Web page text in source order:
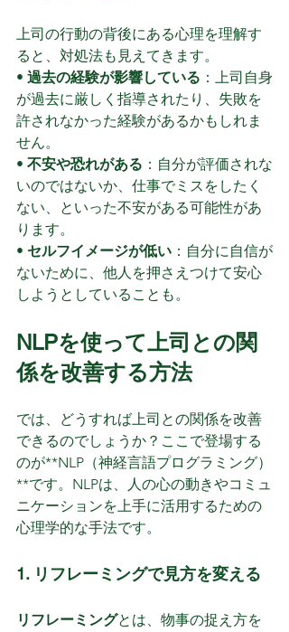
上司の行動の背後にある心理を理解す
ると、対処法も見えてきます。
• 過去の経験が影響している ：上司自身
が過去に厳しく指導されたり、失敗を
許されなかった経験があるかもしれま
せん。
• 不安や恐れがある ：自分が評価されな
いのではないか、仕事でミスをしたく
ない、といった不安がある可能性があ
ります。
• セルフイメージが低い ：自分に自信が
ないために、他人を押さえつけて安心
しようとしていることも。
NLPを使って上司との関
係を改善する方法
では、どうすれば上司との関係を改善
できるのでしょうか？ここで登場する
のが**NLP（神経言語プログラミング）
**です。NLPは、人の心の動きやコミュ
ニケーションを上手に活用するための
心理学的な手法です。
1. リフレーミングで見方を変える
リフレーミングとは、物事の捉え方を